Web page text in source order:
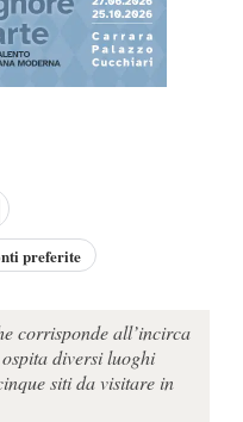
preferite
corrisponde all’incirca
diversi luoghi
siti da visitare in